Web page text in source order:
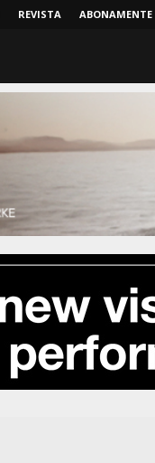
REVISTA ABONAMENTE